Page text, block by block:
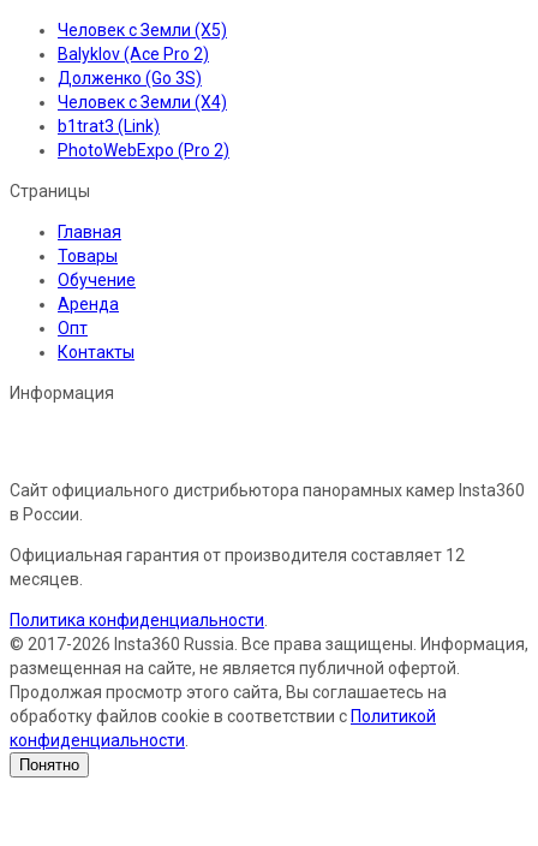
Человек с Земли (X5)
Balyklov (Ace Pro 2)
Долженко (Go 3S)
Человек с Земли (X4)
b1trat3 (Link)
PhotoWebExpo (Pro 2)
Страницы
Главная
Товары
Обучение
Аренда
Опт
Контакты
Информация
Сайт официального дистрибьютора панорамных камер Insta360
в России.
Официальная гарантия от производителя составляет 12
месяцев.
Политика конфиденциальности
© 2017-2026 Insta360 Russia. Все права защищены. Информация,
размещенная на сайте, не является публичной офертой.
Продолжая просмотр этого сайта, Вы соглашаетесь на
обработку файлов cookie в соответствии сПолитикой
конфиденциальности
Понятно